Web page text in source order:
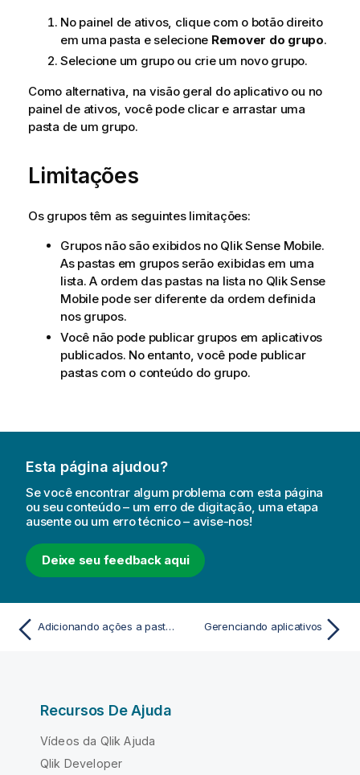
No painel de ativos, clique com o botão direito
em uma pasta e selecione Remover do grupo.
Selecione um grupo ou crie um novo grupo.
Como alternativa, na visão geral do aplicativo ou no
painel de ativos, você pode clicar e arrastar uma
pasta de um grupo.
Limitações
Os grupos têm as seguintes limitações:
Grupos não são exibidos no Qlik Sense Mobile.
As pastas em grupos serão exibidas em uma
lista. A ordem das pastas na lista no Qlik Sense
Mobilepode ser diferente da ordem definida
nos grupos.
Você não pode publicar grupos em aplicativos
publicados. No entanto, você pode publicar
pastas com o conteúdo do grupo.
Esta página ajudou?
Se você encontrar algum problema com esta página
ou seu conteúdo – um erro de digitação, uma etapa
ausente ou um erro técnico – avise-nos!
Deixe seu feedback aqui
Adicionando ações a pastas Gerenciando aplicativos
Recursos De Ajuda
Vídeos da Qlik Ajuda
Qlik Developer